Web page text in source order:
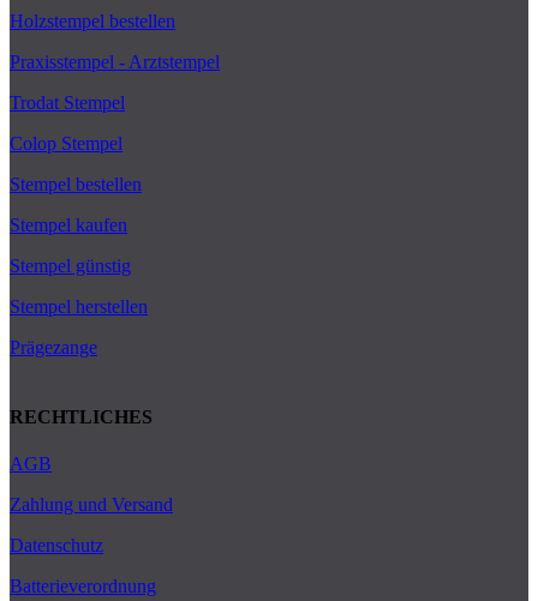
Holzstempel bestellen
Praxisstempel - Arztstempel
Trodat Stempel
Colop Stempel
Stempel bestellen
Stempel kaufen
Stempel günstig
Stempel herstellen
Prägezange
RECHTLICHES
AGB
Zahlung und Versand
Datenschutz
Batterieverordnung